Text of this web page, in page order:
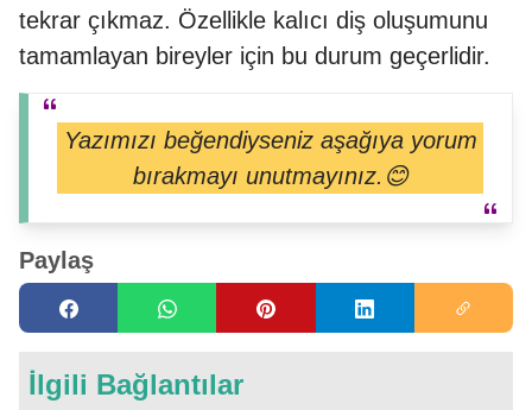
tekrar çıkmaz. Özellikle kalıcı diş oluşumunu
tamamlayan bireyler için bu durum geçerlidir.
Yazımızı beğendiyseniz aşağıya yorum
bırakmayı unutmayınız.😊
Paylaş
İlgili Bağlantılar